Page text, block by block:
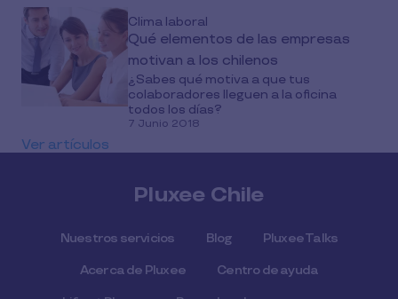
Clima laboral
Qué elementos de las empresas
motivan a los chilenos
¿Sabes qué motiva a que tus
colaboradores lleguen a la oficina
todos los días?
7 Junio 2018
Ver artículos
Pluxee Chile
Nuestros servicios Blog Pluxee Talks
Acerca de Pluxee Centro de ayuda